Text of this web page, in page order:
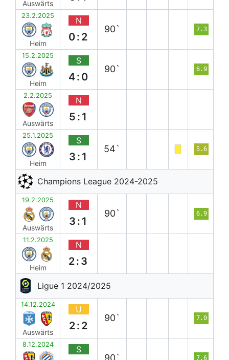
Auswärts
23.2.2025
Heim
N
0:2
90` 7.3
15.2.2025
Heim
S
4:0
90` 6.9
2.2.2025
Auswärts
N
5:1
25.1.2025
Heim
S
3:1
54` 5.6
Champions League 2024-2025
19.2.2025
Auswärts
N
3:1
90` 6.9
11.2.2025
Heim
N
2:3
Ligue 1 2024/2025
14.12.2024
Auswärts
U
2:2
90` 7.0
8.12.2024 S
90` 7.6